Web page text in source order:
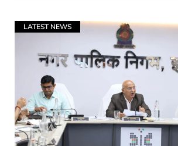
LATEST NEWS